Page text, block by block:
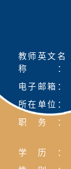
教师英文名
称：
电子邮箱：
所在单位：
职务：
学历：